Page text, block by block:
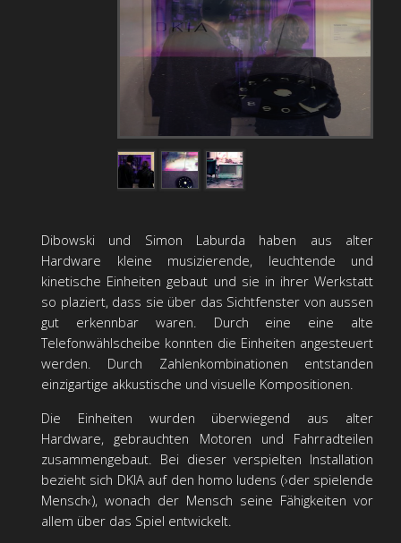
Dibowski und Simon Laburda haben aus alter
Hardware kleine musizierende, leuchtende und
kinetische Einheiten gebaut und sie in ihrer Werkstatt
so plaziert, dass sie über das Sichtfenster von aussen
gut erkennbar waren. Durch eine eine alte
Telefonwählscheibe konnten die Einheiten angesteuert
werden. Durch Zahlenkombinationen entstanden
einzigartige akkustische und visuelle Kompositionen.
Die Einheiten wurden überwiegend aus alter
Hardware, gebrauchten Motoren und Fahrradteilen
zusammengebaut. Bei dieser verspielten Installation
bezieht sich DKIA auf den homo ludens (›der spielende
Mensch‹), wonach der Mensch seine Fähigkeiten vor
allem über das Spiel entwickelt.